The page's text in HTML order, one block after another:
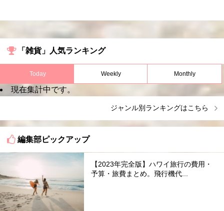
「雑貨」人気ランキング
Today Weekly Monthly
現在集計中です。
ジャンル別ランキングはこちら
編集部ピックアップ
【2023年完全版】ハワイ旅行の費用・
予算・旅費まとめ。飛行機代...